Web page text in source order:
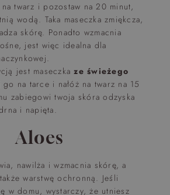
twarz i pozostaw na 20 minut,
wodą. Taka maseczka zmiękcza,
skórę. Ponadto wzmacnia
jest więc idealna dla
jest maseczka ze świeżego
na tarce i nałóż na twarz na 15
zabiegowi twoja skóra odzyska
i napięta.
Aloes
nawilża i wzmacnia skórę, a
warstwę ochronną. Jeśli
w domu, wystarczy, że utniesz